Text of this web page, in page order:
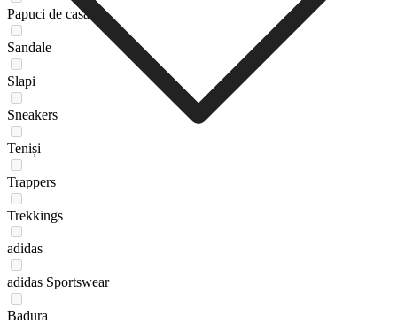
Papuci de casă
Sandale
Slapi
Sneakers
Teniși
Trappers
Trekkings
adidas
adidas Sportswear
Badura